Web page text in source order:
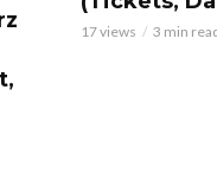
17 views 3 min